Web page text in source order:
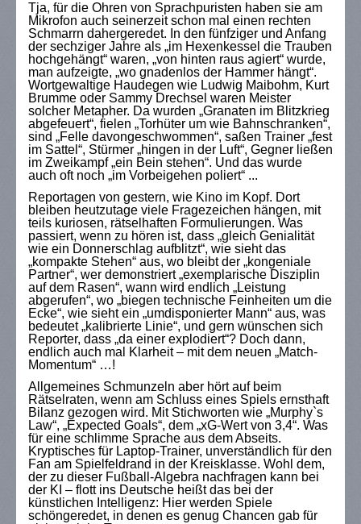
Tja, für die Ohren von Sprachpuristen haben sie am
Mikrofon auch seinerzeit schon mal einen rechten
Schmarrn dahergeredet. In den fünfziger und Anfang
der sechziger Jahre als „im Hexenkessel die Trauben
hochgehängt“ waren, „von hinten raus agiert“ wurde,
man aufzeigte, „wo gnadenlos der Hammer hängt“.
Wortgewaltige Haudegen wie Ludwig Maibohm, Kurt
Brumme oder Sammy Drechsel waren Meister
solcher Metapher. Da wurden „Granaten im Blitzkrieg
abgefeuert“, fielen „Torhüter um wie Bahnschranken“,
sind „Felle davongeschwommen“, saßen Trainer „fest
im Sattel“, Stürmer „hingen in der Luft“, Gegner ließen
im Zweikampf „ein Bein stehen“. Und das wurde
auch oft noch „im Vorbeigehen poliert“ ...
Reportagen von gestern, wie Kino im Kopf. Dort
bleiben heutzutage viele Fragezeichen hängen, mit
teils kuriosen, rätselhaften Formulierungen. Was
passiert, wenn zu hören ist, dass „gleich Genialität
wie ein Donnerschlag aufblitzt“, wie sieht das
„kompakte Stehen“ aus, wo bleibt der „kongeniale
Partner“, wer demonstriert „exemplarische Disziplin
auf dem Rasen“, wann wird endlich „Leistung
abgerufen“, wo „biegen technische Feinheiten um die
Ecke“, wie sieht ein „umdisponierter Mann“ aus, was
bedeutet „kalibrierte Linie“, und gern wünschen sich
Reporter, dass „da einer explodiert“? Doch dann,
endlich auch mal Klarheit – mit dem neuen „Match-
Momentum“ …!
Allgemeines Schmunzeln aber hört auf beim
Rätselraten, wenn am Schluss eines Spiels ernsthaft
Bilanz gezogen wird. Mit Stichworten wie „Murphy`s
Law“, „Expected Goals“, dem „xG-Wert von 3,4“. Was
für eine schlimme Sprache aus dem Abseits.
Kryptisches für Laptop-Trainer, unverständlich für den
Fan am Spielfeldrand in der Kreisklasse. Wohl dem,
der zu dieser Fußball-Algebra nachfragen kann bei
der KI – flott ins Deutsche heißt das bei der
künstlichen Intelligenz: Hier werden Spiele
schöngeredet, in denen es genug Chancen gab für